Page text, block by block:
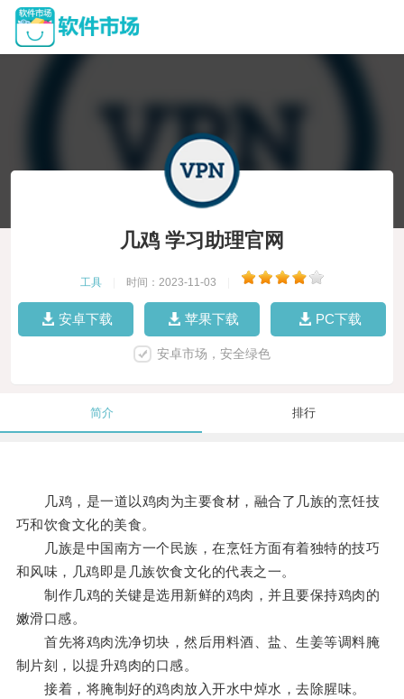
几鸡 学习助理官网
工具 时间：2023-11-03
安卓下载 苹果下载 PC下载
安卓市场，安全绿色
简介 排行
几鸡，是一道以鸡肉为主要食材，融合了几族的烹饪技
巧和饮食文化的美食。
几族是中国南方一个民族，在烹饪方面有着独特的技巧
和风味，几鸡即是几族饮食文化的代表之一。
制作几鸡的关键是选用新鲜的鸡肉，并且要保持鸡肉的
嫩滑口感。
首先将鸡肉洗净切块，然后用料酒、盐、生姜等调料腌
制片刻，以提升鸡肉的口感。
接着，将腌制好的鸡肉放入开水中焯水，去除腥味。